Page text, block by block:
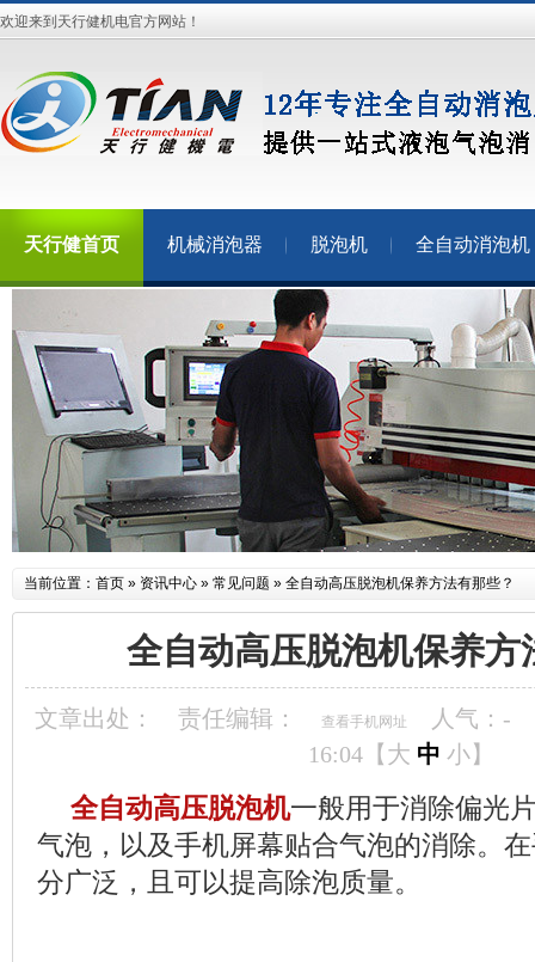
欢迎来到天行健机电官方网站！
天行健首页 机械消泡器 脱泡机 全自动消泡机
当前位置： 首页 » 资讯中心 » 常见问题 » 全自动高压脱泡机保养方法有那些？
全自动高压脱泡机保养方
文章出处： 责任编辑： 查看手机网址 人气： -
16:04【 大 中 小】
全自动高压脱泡机一般用于消除偏光
气泡，以及手机屏幕贴合气泡的消除。
分广泛，且可以提高除泡质量。